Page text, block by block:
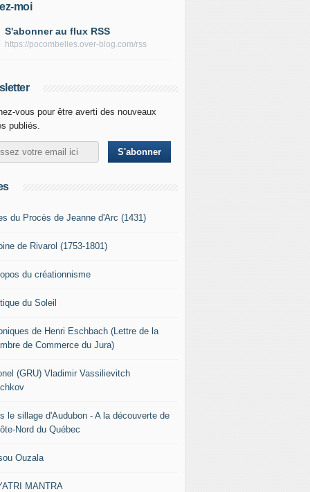
moi
S'abonner au flux RSS
https://pocombelles.over-blog.com/rss
vous pour être averti des nouveaux
publiés.
du Procès de Jeanne d'Arc (1431)
de Rivarol (1753-1801)
du créationnisme
du Soleil
de Henri Eschbach (Lettre de la
de Commerce du Jura)
(GRU) Vladimir Vassilievitch
le sillage d'Audubon - A la découverte de
Nord du Québec
Ouzala
MANTRA